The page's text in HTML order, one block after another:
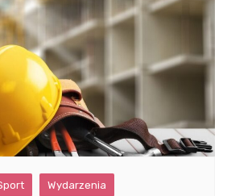
Wydarzenia